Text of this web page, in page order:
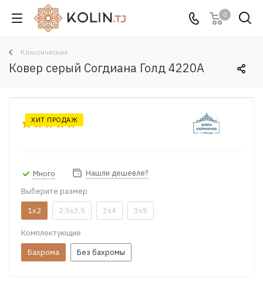
0
Классические
Ковер серый Согдиана Голд 4220A
ХИТ ПРОДАЖ
Много
Нашли дешевле?
Выберите размер
1x2
2,5x3,5 3x4 3x5
Комплектующие
Бахрома
Без бахромы